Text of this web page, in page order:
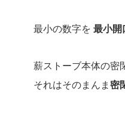
最小の数字を 最小開
薪ストーブ本体の密
それはそのまんま 密